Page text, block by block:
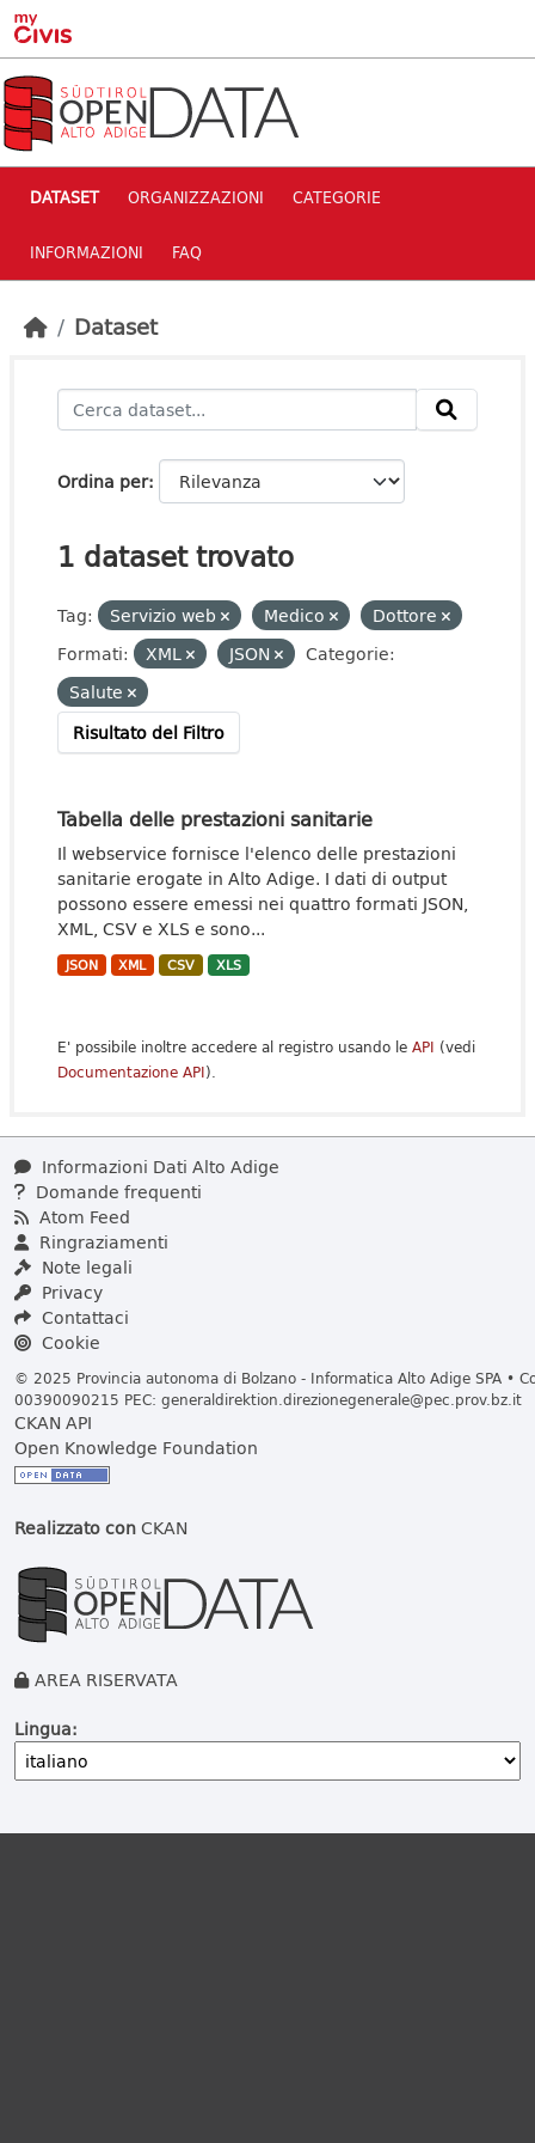
Skip to main content
DATASET ORGANIZZAZIONI CATEGORIE
INFORMAZIONI FAQ
Dataset
Ordina per
1 dataset trovato
Tag: Servizio web Medico
Dottore
Formati:
XML JSON
Categorie:
Salute
Risultato del Filtro
Tabella delle prestazioni sanitarie
Il webservice fornisce l'elenco delle prestazioni
sanitarie erogate in Alto Adige. I dati di output
possono essere emessi nei quattro formati JSON,
XML, CSV e XLS e sono...
JSON XML CSV XLS
E' possibile inoltre accedere al registro usando le API (vedi
Documentazione API).
Informazioni Dati Alto Adige
Domande frequenti
Atom Feed
Ringraziamenti
Note legali
Privacy
Contattaci
Cookie
© 2025 Provincia autonoma di Bolzano - Informatica Alto Adige SPA •
00390090215 PEC: generaldirektion.direzionegenerale@pec.prov.bz.it
CKAN API
Open Knowledge Foundation
Realizzato conCKAN
AREA RISERVATA
Lingua